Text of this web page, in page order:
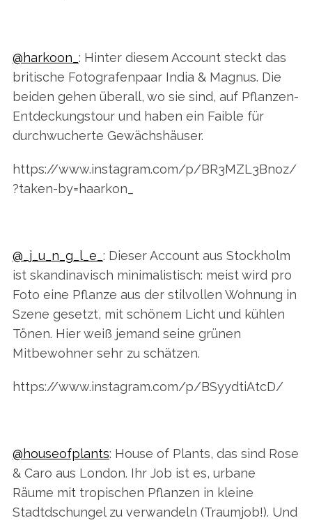
@harkoon_ : Hinter diesem Account steckt das
britische Fotografenpaar India & Magnus. Die
beiden gehen überall, wo sie sind, auf Pflanzen-
Entdeckungstour und haben ein Faible für
durchwucherte Gewächshäuser.
https://www.instagram.com/p/BR3MZL3Bnoz/
?taken-by=haarkon_
@_j_u_n_g_l_e_ : Dieser Account aus Stockholm
ist skandinavisch minimalistisch: meist wird pro
Foto eine Pflanze aus der stilvollen Wohnung in
Szene gesetzt, mit schönem Licht und kühlen
Tönen. Hier weiß jemand seine grünen
Mitbewohner sehr zu schätzen.
https://www.instagram.com/p/BSyydtiAtcD/
@houseofplants: House of Plants, das sind Rose
& Caro aus London. Ihr Job ist es, urbane
Räume mit tropischen Pflanzen in kleine
Stadtdschungel zu verwandeln (Traumjob!). Und
S
e
a